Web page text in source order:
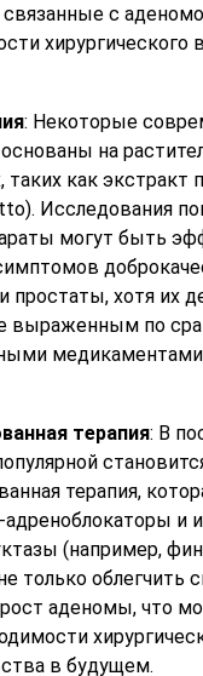
с
хирургического
: Некоторые
на
таких как экстракт
Исследования
могут быть
простаты, хотя их
выраженным по
терапия: В
терапия,
адреноблокаторы и
(например,
только облегчить
аденомы, что
в будущем.